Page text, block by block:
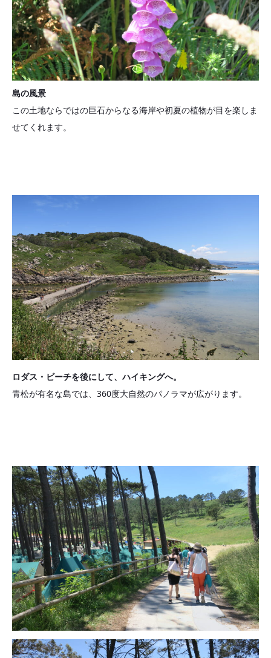
島の風景
この土地ならではの巨石からなる海岸や初夏の植物が目を楽しま
せてくれます。
ロダス・ビーチを後にして、ハイキングへ。
青松が有名な島では、360度大自然のパノラマが広がります。